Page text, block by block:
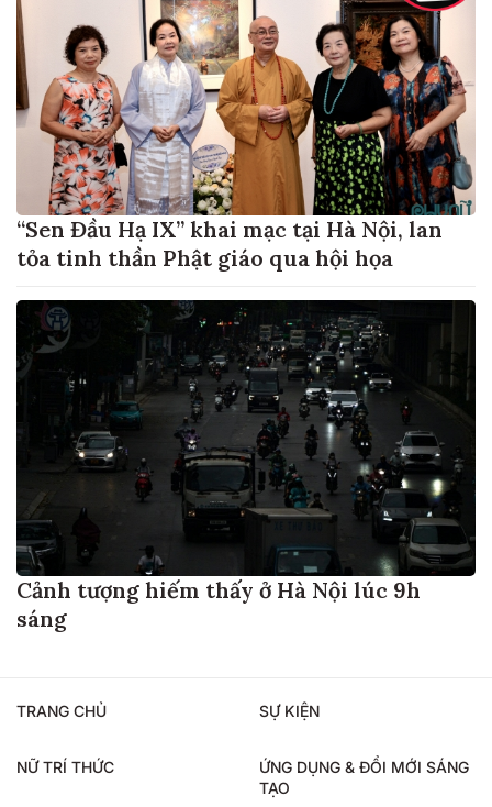
“Sen Đầu Hạ IX” khai mạc tại Hà Nội, lan
tỏa tinh thần Phật giáo qua hội họa
Cảnh tượng hiếm thấy ở Hà Nội lúc 9h
sáng
TRANG CHỦ SỰ KIỆN
NỮ TRÍ THỨC
ỨNG DỤNG & ĐỔI MỚI SÁNG
TẠO